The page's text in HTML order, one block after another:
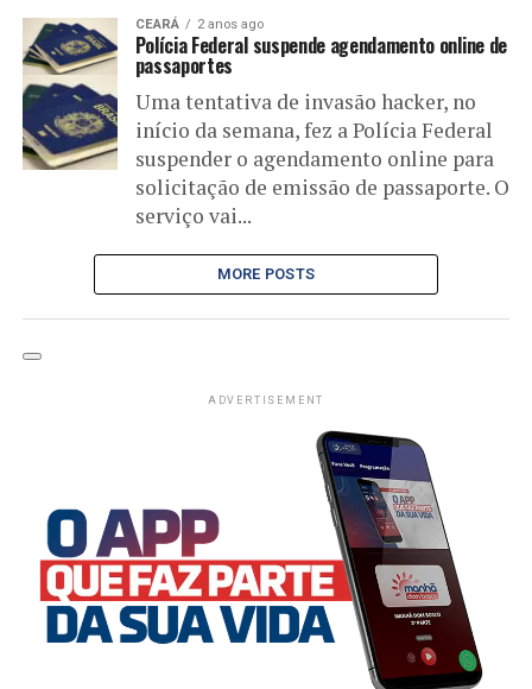
CEARÁ 2 anos ago
Polícia Federal suspende agendamento online de
passaportes
Uma tentativa de invasão hacker, no
início da semana, fez a Polícia Federal
suspender o agendamento online para
solicitação de emissão de passaporte. O
serviço vai...
MORE POSTS
ADVERTISEMENT